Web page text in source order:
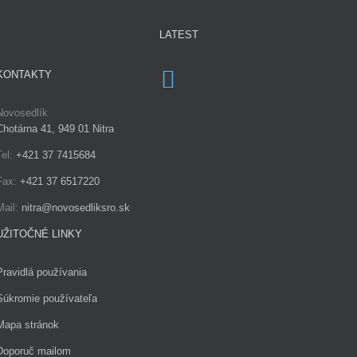
LATEST
41, 949 01 Nitra
+421 37 7415684
+421 37 6517220
nitra@novosedliksro.sk
LINKY
používania
používateľa
stránok
mailom